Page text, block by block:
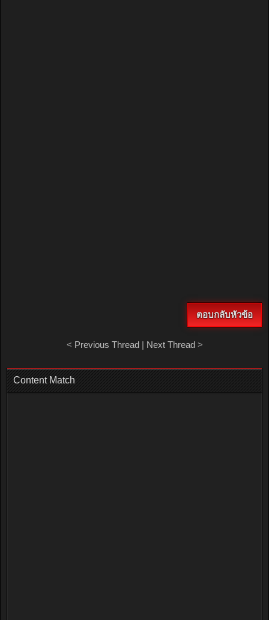
ตอบกลับหัวข้อ
< Previous Thread| Next Thread>
Content Match